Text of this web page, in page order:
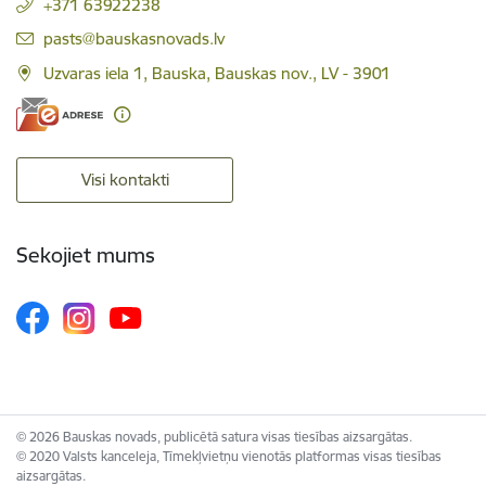
+371 63922238
E-pasts:
pasts@bauskasnovads.lv
Uzvaras iela 1, Bauska, Bauskas nov., LV - 3901
Visi kontakti
Sekojiet mums
© 2026 Bauskas novads, publicētā satura visas tiesības aizsargātas.
© 2020 Valsts kanceleja, Tīmekļvietņu vienotās platformas visas tiesības
aizsargātas.